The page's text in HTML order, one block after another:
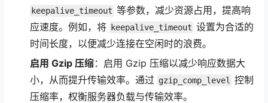
keepalive_timeout 等参数，减少资源占用，提高响
应速度。例如，将
keepalive_timeout 设置为合适的
时间长度，以便减少连接在空闲时的浪费。
启用 Gzip 压缩：启用 Gzip 压缩以减少响应数据大
小，从而提升传输效率。通过 gzip_comp_level
控制
压缩率，权衡服务器负载与传输效率。